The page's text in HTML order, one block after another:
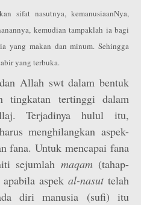
sifat nasutnya, kemanusiaanNya,
kemudian tampaklah ia bagi
yang makan dan minum. Sehingga
yang terbuka.
Allah swt dalam bentuk
tingkatan tertinggi dalam
Terjadinya hulul itu,
menghilangkan aspek-
fana. Untuk mencapai fana
sejumlah maqam(tahap-
aspek al-nasuttelah
diri manusia (sufi) itu